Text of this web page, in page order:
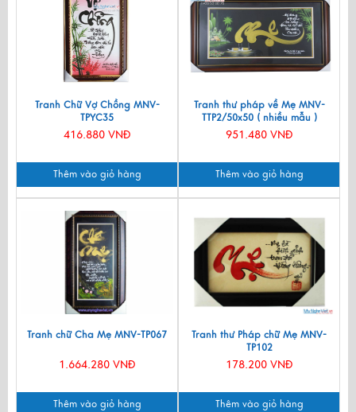
Tranh Chữ Vợ Chồng MNV-
TPYC35
416.880 VNĐ
Thêm vào giỏ hàng
Tranh thư pháp về Mẹ MNV-
TTP2/50x50 ( nhiều mẫu )
951.480 VNĐ
Thêm vào giỏ hàng
Tranh chữ Cha Mẹ MNV-TP067
1.664.280 VNĐ
Thêm vào giỏ hàng
Tranh thư Pháp chữ Mẹ MNV-
TP102
178.200 VNĐ
Thêm vào giỏ hàng